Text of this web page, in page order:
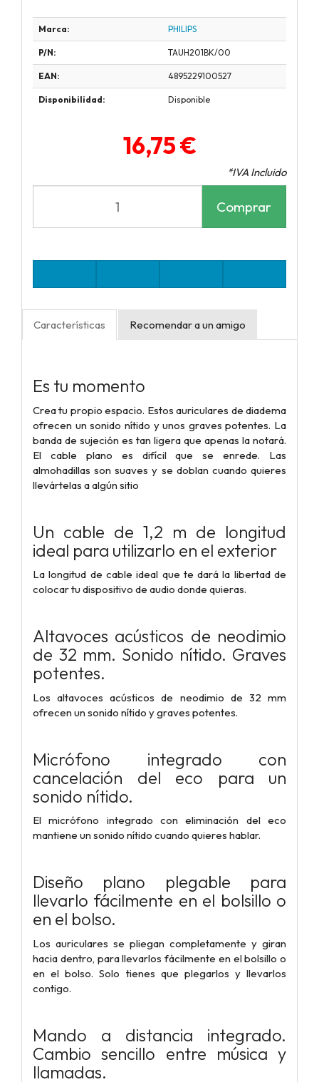
Marca: PHILIPS
P/N: TAUH201BK/00
EAN: 4895229100527
Disponibilidad: Disponible
16,75 €
*IVA Incluido
Comprar
Características Recomendar a un amigo
Es tu momento
Crea tu propio espacio. Estos auriculares de diadema
ofrecen un sonido nítido y unos graves potentes. La
banda de sujeción es tan ligera que apenas la notará.
El cable plano es difícil que se enrede. Las
almohadillas son suaves y se doblan cuando quieres
llevártelas a algún sitio
Un cable de 1,2 m de longitud
ideal para utilizarlo en el exterior
La longitud de cable ideal que te dará la libertad de
colocar tu dispositivo de audio donde quieras.
Altavoces acústicos de neodimio
de 32 mm. Sonido nítido. Graves
potentes.
Los altavoces acústicos de neodimio de 32 mm
ofrecen un sonido nítido y graves potentes.
Micrófono integrado con
cancelación del eco para un
sonido nítido.
El micrófono integrado con eliminación del eco
mantiene un sonido nítido cuando quieres hablar.
Diseño plano plegable para
llevarlo fácilmente en el bolsillo o
en el bolso.
Los auriculares se pliegan completamente y giran
hacia dentro, para llevarlos fácilmente en el bolsillo o
en el bolso. Solo tienes que plegarlos y llevarlos
contigo.
Mando a distancia integrado.
Cambio sencillo entre música y
llamadas.